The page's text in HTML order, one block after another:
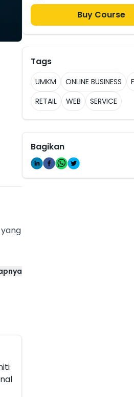
2.
Buy Course
Tags
UMKM ONLINE BUSINESS
RETAIL
WEB SERVICE
Bagikan